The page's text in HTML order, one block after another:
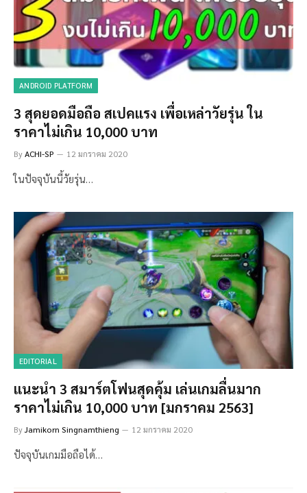
ANDROID PLATFORM
3 สุดยอดมือถือ สเปคแรง เพื่อเหล่าวัยรุ่น ใน
ราคาไม่เกิน 10,000 บาท
ByACHI-SP 12 มกราคม 2020
ในปัจจุบันนี้วัยรุ่น…
EDITORIAL
แนะนำ 3 สมาร์ตโฟนสุดคุ้ม เล่นเกมลื่นมาก
ราคาไม่เกิน 10,000 บาท [มกราคม 2563]
ByJamikorn Singnamthieng 12 มกราคม 2020
ปัจจุบันเกมมือถือได้…